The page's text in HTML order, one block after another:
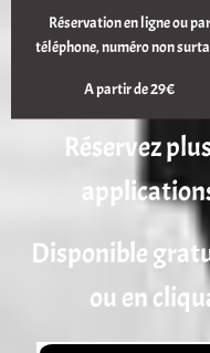
Réservation en ligne ou par
téléphone, numéro non
A partir de 29€
Réservez
Disponible
ou en